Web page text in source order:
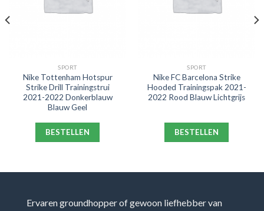
SPORT
Nike Tottenham Hotspur
Strike Drill Trainingstrui
2021-2022 Donkerblauw
Blauw Geel
BESTELLEN
SPORT
Nike FC Barcelona Strike
Hooded Trainingspak 2021-
2022 Rood Blauw Lichtgrijs
BESTELLEN
Ervaren groundhopper of gewoon liefhebber van